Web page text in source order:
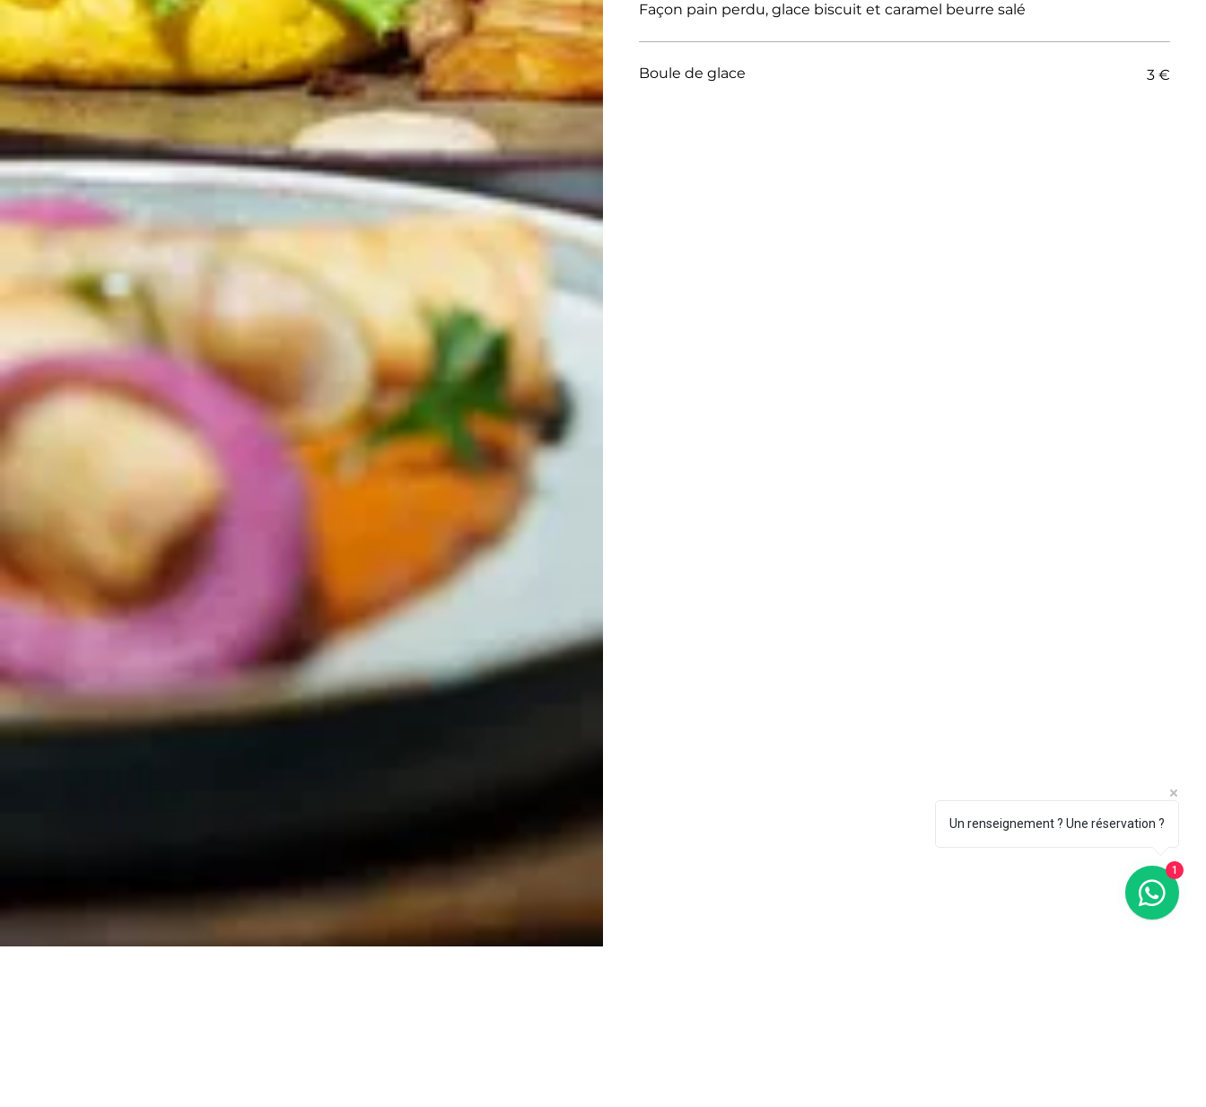
Façon pain perdu, glace biscuit et caramel beurre salé
Boule de glace 3 €
Un renseignement ? Une réservation ?
1